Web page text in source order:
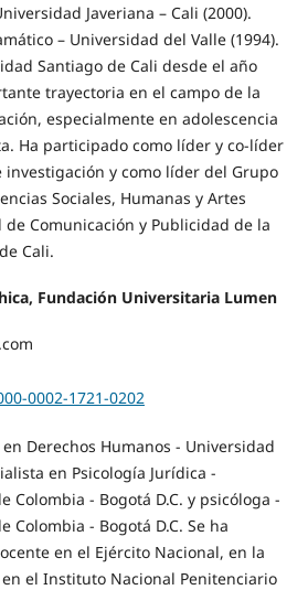
Javeriana – Cali (2000).
– Universidad del Valle (1994).
Santiago de Cali desde el año
trayectoria en el campo de la
especialmente en adolescencia
Ha participado como líder y co-líder
investigación y como líder del Grupo
Sociales, Humanas y Artes
de Comunicación y Publicidad de la
Cali.
Fundación Universitaria Lumen
0002-1721-0202
Derechos Humanos - Universidad
en Psicología Jurídica -
Colombia - Bogotá D.C. y psicóloga -
Colombia - Bogotá D.C. Se ha
en el Ejército Nacional, en la
el Instituto Nacional Penitenciario